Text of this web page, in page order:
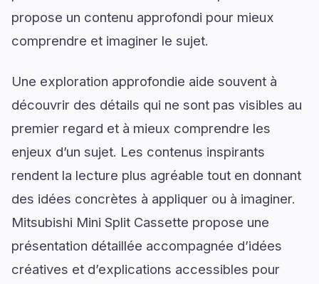
propose un contenu approfondi pour mieux
comprendre et imaginer le sujet.
Une exploration approfondie aide souvent à
découvrir des détails qui ne sont pas visibles au
premier regard et à mieux comprendre les
enjeux d’un sujet. Les contenus inspirants
rendent la lecture plus agréable tout en donnant
des idées concrètes à appliquer ou à imaginer.
Mitsubishi Mini Split Cassette propose une
présentation détaillée accompagnée d’idées
créatives et d’explications accessibles pour